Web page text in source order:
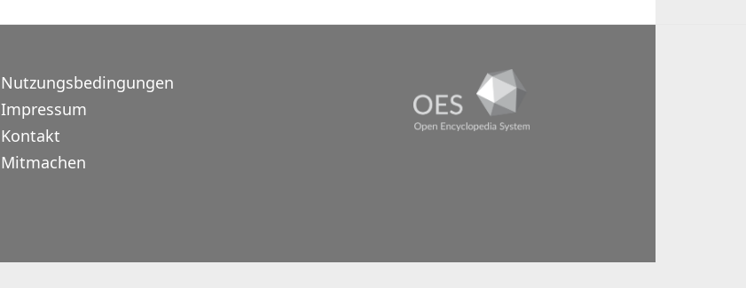
Nutzungsbedingungen
Impressum
Kontakt
Mitmachen